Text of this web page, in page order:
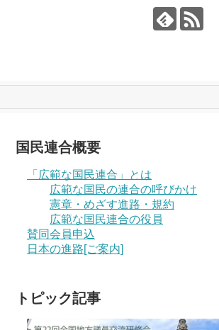
国民連合概要
「広範な国民連合」とは
広範な国民の連合の呼びかけ
憲章・めざす進路・規約
広範な国民連合の役員
賛同会員申込
日本の進路[ご案内]
トピック記事